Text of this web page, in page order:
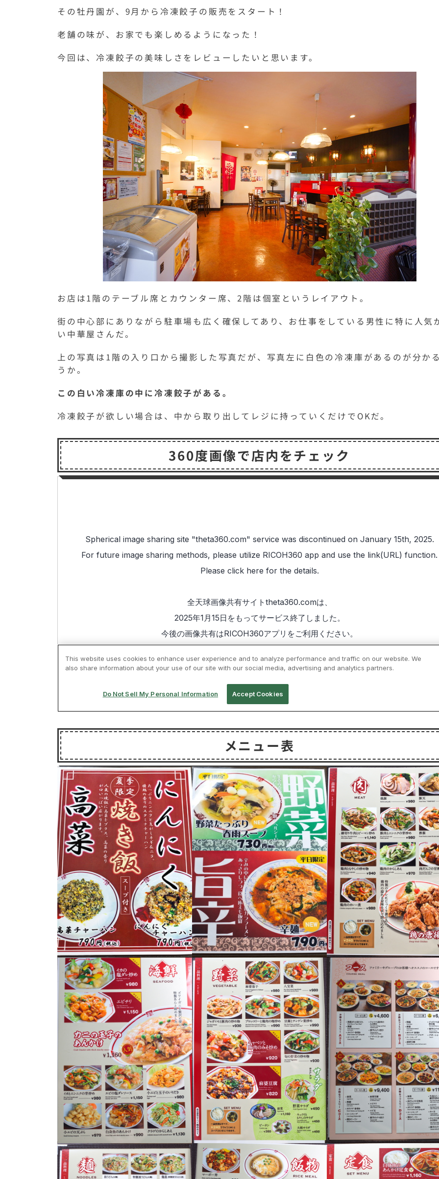
その牡丹園が、9月から冷凍餃子の販売をスタート！
老舗の味が、お家でも楽しめるようになった！
今回は、冷凍餃子の美味しさをレビューしたいと思います。
お店は1階のテーブル席とカウンター席、2階は個室というレイアウト。
街の中心部にありながら駐車場も広く確保してあり、お仕事をしている男性に特に人気
い中華屋さんだ。
上の写真は1階の入り口から撮影した写真だが、写真左に白色の冷凍庫があるのが分か
うか。
この白い冷凍庫の中に冷凍餃子がある。
冷凍餃子が欲しい場合は、中から取り出してレジに持っていくだけでOKだ。
360度画像で店内をチェック
メニュー表